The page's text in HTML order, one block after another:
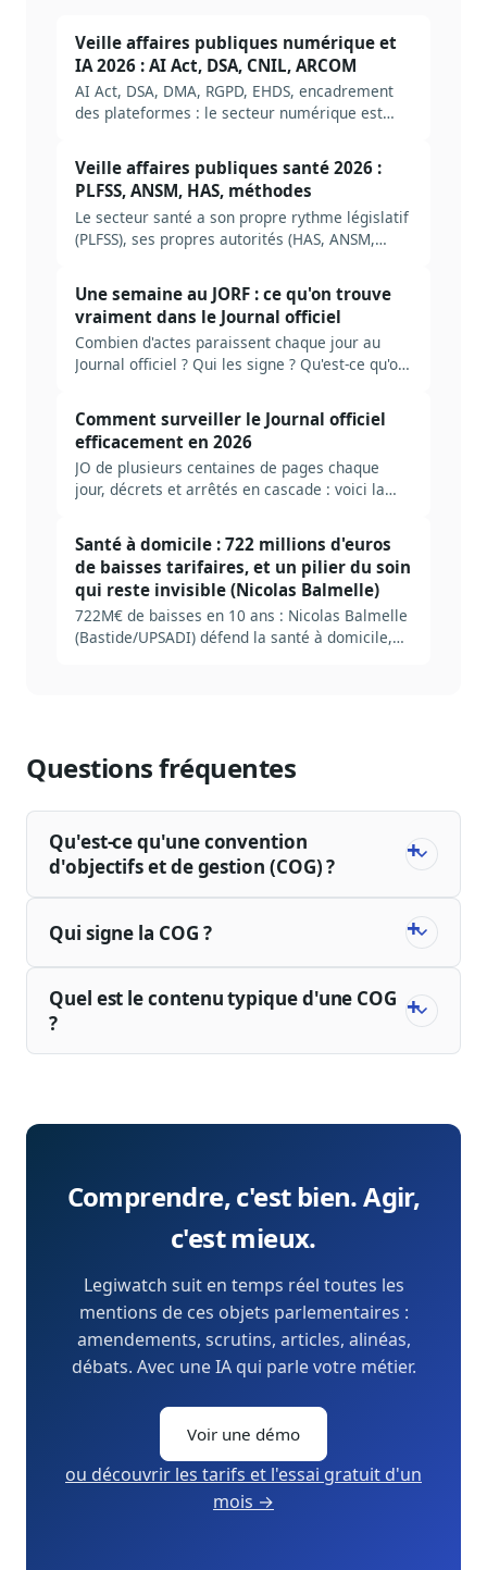
Veille affaires publiques numérique et
IA 2026 : AI Act, DSA, CNIL, ARCOM
AI Act, DSA, DMA, RGPD, EHDS, encadrement
des plateformes : le secteur numérique est
complète pour construire une veille AP
numérique et IA en 2026, avec autorités,
sources et erreurs typiques.
Veille affaires publiques santé 2026 :
PLFSS, ANSM, HAS, méthodes
Le secteur santé a son propre rythme législatif
(PLFSS), ses propres autorités (HAS, ANSM,
2026, avec les acteurs à suivre, les sources
prioritaires et les erreurs à éviter.
Une semaine au JORF : ce qu'on trouve
vraiment dans le Journal officiel
Combien d'actes paraissent chaque jour au
Journal officiel ? Qui les signe ? Qu'est-ce qu'on
faut industrialiser pour ne pas se noyer.
Comment surveiller le Journal officiel
efficacement en 2026
JO de plusieurs centaines de pages chaque
jour, décrets et arrêtés en cascade : voici la
filtre le bruit et fait remonter les bons signaux.
Santé à domicile : 722 millions d'euros
de baisses tarifaires, et un pilier du soin
qui reste invisible (Nicolas Balmelle)
722M€ de baisses en 10 ans : Nicolas Balmelle
(Bastide/UPSADI) défend la santé à domicile,
Questions fréquentes
Qu'est-ce qu'une convention
d'objectifs et de gestion (COG) ?
Qui signe la COG ?
Quel est le contenu typique d'une COG
?
Comprendre, c'est bien. Agir,
c'est mieux.
Legiwatch suit en temps réel toutes les
mentions de ces objets parlementaires :
amendements, scrutins, articles, alinéas,
débats. Avec une IA qui parle votre métier.
Voir une démo
ou découvrir les tarifs et l'essai gratuit d'un
mois →